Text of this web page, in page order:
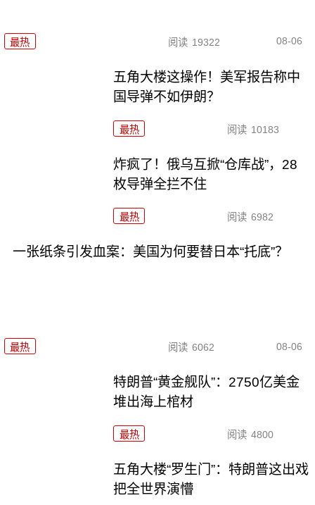
最热 阅读 19322 08-06
五角大楼这操作！美军报告称中
国导弹不如伊朗？
最热 阅读 10183
炸疯了！俄乌互掀“仓库战”，28
枚导弹全拦不住
最热 阅读 6982
一张纸条引发血案：美国为何要替日本“托底”？
最热 阅读 6062 08-06
特朗普“黄金舰队”：2750亿美金
堆出海上棺材
最热 阅读 4800
五角大楼“罗生门”：特朗普这出戏
把全世界演懵